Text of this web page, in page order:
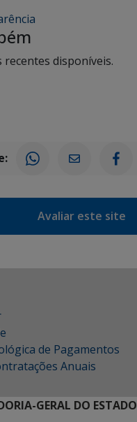
recentes disponíveis.
Avaliar este site
de Pagamentos
Anuais
GERAL DO ESTADO